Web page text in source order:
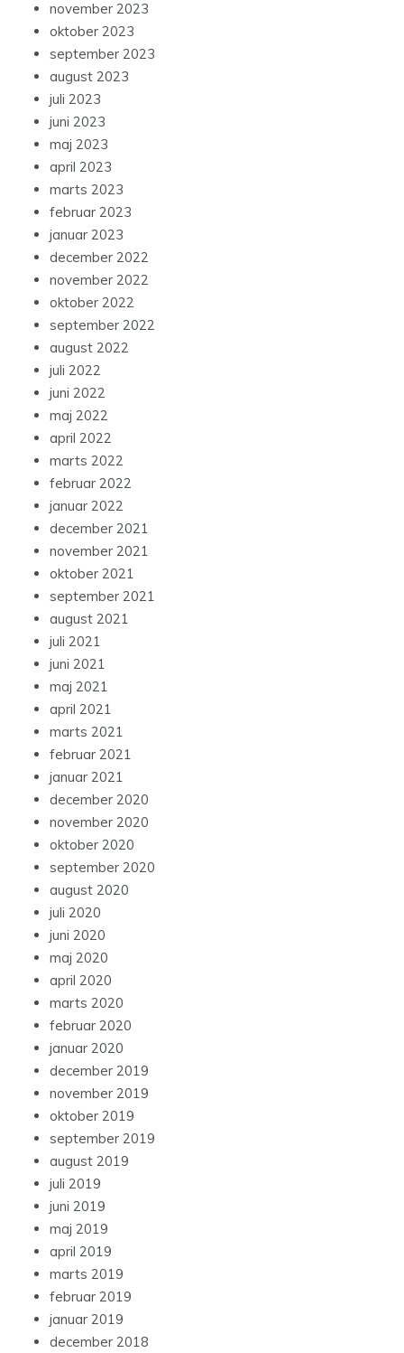
november 2023
oktober 2023
september 2023
august 2023
juli 2023
juni 2023
maj 2023
april 2023
marts 2023
februar 2023
januar 2023
december 2022
november 2022
oktober 2022
september 2022
august 2022
juli 2022
juni 2022
maj 2022
april 2022
marts 2022
februar 2022
januar 2022
december 2021
november 2021
oktober 2021
september 2021
august 2021
juli 2021
juni 2021
maj 2021
april 2021
marts 2021
februar 2021
januar 2021
december 2020
november 2020
oktober 2020
september 2020
august 2020
juli 2020
juni 2020
maj 2020
april 2020
marts 2020
februar 2020
januar 2020
december 2019
november 2019
oktober 2019
september 2019
august 2019
juli 2019
juni 2019
maj 2019
april 2019
marts 2019
februar 2019
januar 2019
december 2018